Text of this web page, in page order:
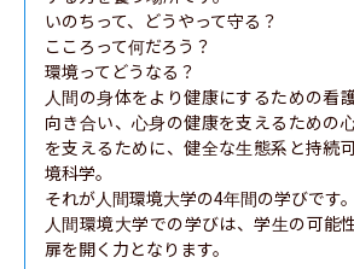
いのちって、どうやって守る？
こころって何だろう？
環境ってどうなる？
人間の身体をより健康にするための看
向き合い、心身の健康を支えるための
を支えるために、健全な生態系と持続
境科学。
それが人間環境大学の4年間の学びです。
人間環境大学での学びは、学生の可能
扉を開く力となります。